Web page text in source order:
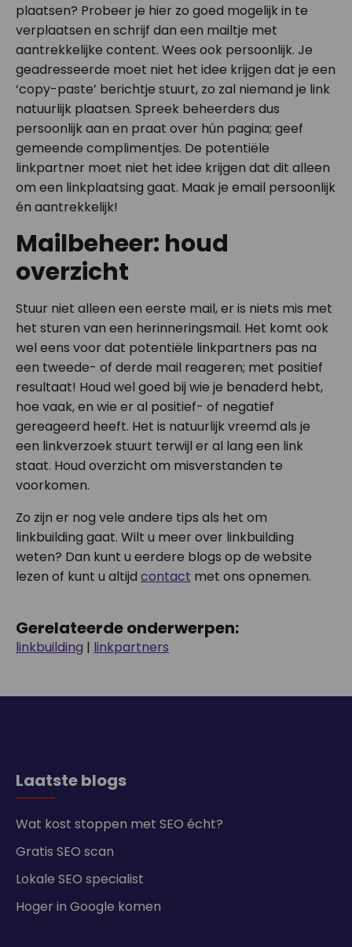
plaatsen? Probeer je hier zo goed mogelijk in te
verplaatsen en schrijf dan een mailtje met
aantrekkelijke content. Wees ook persoonlijk. Je
geadresseerde moet niet het idee krijgen dat je een
‘copy-paste’ berichtje stuurt, zo zal niemand je link
natuurlijk plaatsen. Spreek beheerders dus
persoonlijk aan en praat over hún pagina; geef
gemeende complimentjes. De potentiële
linkpartner moet niet het idee krijgen dat dit alleen
om een linkplaatsing gaat. Maak je email persoonlijk
én aantrekkelijk!
Mailbeheer: houd
overzicht
Stuur niet alleen een eerste mail, er is niets mis met
het sturen van een herinneringsmail. Het komt ook
wel eens voor dat potentiële linkpartners pas na
een tweede- of derde mail reageren; met positief
resultaat! Houd wel goed bij wie je benaderd hebt,
hoe vaak, en wie er al positief- of negatief
gereageerd heeft. Het is natuurlijk vreemd als je
een linkverzoek stuurt terwijl er al lang een link
staat. Houd overzicht om misverstanden te
voorkomen.
Zo zijn er nog vele andere tips als het om
linkbuilding gaat. Wilt u meer over linkbuilding
weten? Dan kunt u eerdere blogs op de website
lezen of kunt u altijd contact met ons opnemen.
Gerelateerde onderwerpen:
linkbuilding | linkpartners
Laatste blogs
Wat kost stoppen met SEO écht?
Gratis SEO scan
Lokale SEO specialist
Hoger in Google komen